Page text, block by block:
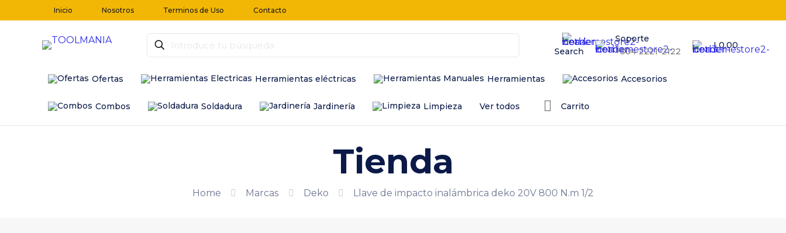
Inicio Nosotros Terminos de Uso Contacto
Search
Soporte
+504 2221-2122
L0.00
Ofertas Herramientas eléctricas Herramientas Accesorios
Combos Soldadura Jardinería Limpieza Ver todos Carrito
Tienda
Home Marcas Deko Llave de impacto inalámbrica deko 20V 800 N.m 1/2